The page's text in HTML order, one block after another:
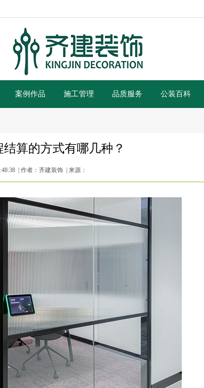
案例作品 施工管理 品质服务 公装百科
结算的方式有哪几种？
| 作者：齐建装饰 | 来源：